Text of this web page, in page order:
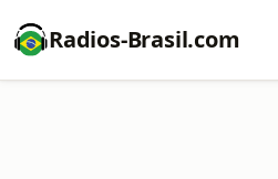
Radios-Brasil.com